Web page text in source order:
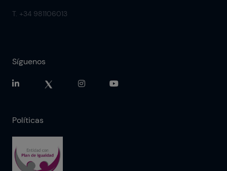
T. +34 981106013
Síguenos
Políticas